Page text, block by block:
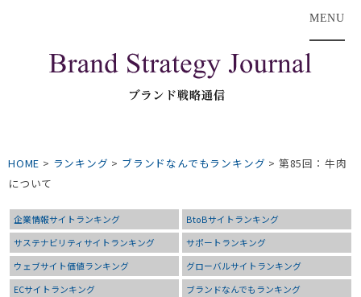
MENU
HOME > ランキング > ブランドなんでもランキング > 第85回：牛肉
について
企業情報サイトランキング
BtoBサイトランキング
サステナビリティサイトランキング
サポートランキング
ウェブサイト価値ランキング
グローバルサイトランキング
ECサイトランキング
ブランドなんでもランキング